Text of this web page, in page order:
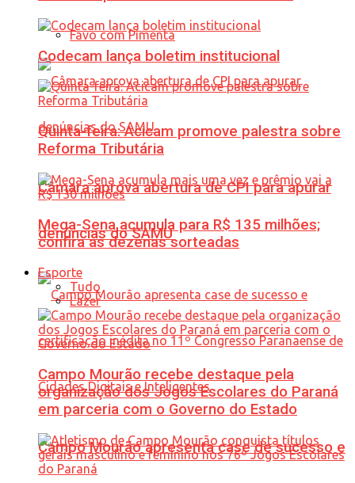
Favo com Pimenta
Câmara aprova abertura de CPI para apurar
denúncias do SAMU
Campo Mourão apresenta case de sucesso e
Codecam lança boletim institucional
Quinta-feira: Acicam promove palestra sobre
Reforma Tributária
Mega-Sena acumula para R$ 135 milhões;
confira as dezenas sorteadas
Esporte
Tudo
Lazer
Campo Mourão recebe destaque pela
organização dos Jogos Escolares do Paraná
em parceria com o Governo do Estado